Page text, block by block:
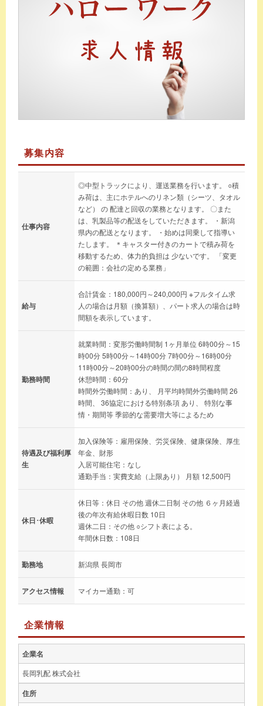
募集内容
仕事内容
◎中型トラックにより、運送業務を行います。 ○積
み荷は、主にホテルへのリネン類（シーツ、タオル
など） の 配達と回収の業務となります。 〇また
は、乳製品等の配送をしていただきます。 ・新潟
県内の配送となります。 ・始めは同乗して指導い
たします。 ＊キャスター付きのカートで積み荷を
移動するため、体力的負担は 少ないです。 「変更
の範囲：会社の定める業務」
給与
合計賃金：180,000円～240,000円 ※フルタイム求
人の場合は月額（換算額）、パート求人の場合は時
間額を表示しています。
勤務時間
就業時間：変形労働時間制 1ヶ月単位 6時00分～15
時00分 5時00分～14時00分 7時00分～16時00分
11時00分～20時00分の時間の間の8時間程度
休憩時間：60分
時間外労働時間：あり、 月平均時間外労働時間 26
時間、 36協定における特別条項 あり、 特別な事
情・期間等 季節的な需要増大等によるため
待遇及び福利厚
生
加入保険等：雇用保険、労災保険、健康保険、厚生
年金、財形
入居可能住宅：なし
通勤手当：実費支給（上限あり） 月額 12,500円
休日･休暇
休日等：休日 その他 週休二日制 その他 ６ヶ月経過
後の年次有給休暇日数 10日
週休二日：その他 ○シフト表による。
年間休日数：108日
勤務地 新潟県 長岡市
アクセス情報 マイカー通勤：可
企業情報
企業名
長岡乳配 株式会社
住所